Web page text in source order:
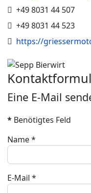
Telefon
+49 8031 44 507
Fax
+49 8031 44 523
Website
https://
Eine E-Mail
* Benötigtes Feld
Name*
E-Mail *